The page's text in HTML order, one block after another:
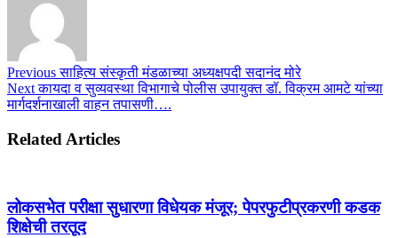
Previousसाहित्य संस्कृती मंडळाच्या अध्यक्षपदी सदानंद मोरे
Nextकायदा व सुव्यवस्था विभागाचे पोलीस उपायुक्त डॉ. विक्रम आमटे यांच्या
मार्गदर्शनाखाली वाहन तपासणी….
Related Articles
लोकसभेत परीक्षा सुधारणा विधेयक मंजूर; पेपरफुटीप्रकरणी कडक
शिक्षेची तरतूद